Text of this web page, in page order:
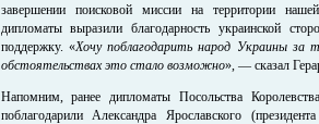
завершении поисковой миссии на территории
дипломаты выразили благодарность украинской
поддержку. «Хочу поблагодарить народ Украины
обстоятельствах это стало возможно», — сказал
Напомним, ранее дипломаты Посольства
поблагодарили Александра Ярославского